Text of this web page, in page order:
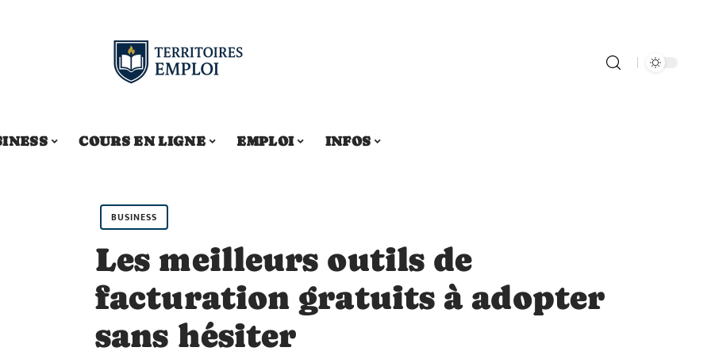
COURS EN LIGNE EMPLOI INFOS
BUSINESS
Les meilleurs outils de
facturation gratuits à adopter
sans hésiter